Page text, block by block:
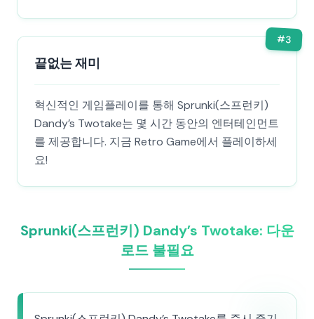
#3
끝없는 재미
혁신적인 게임플레이를 통해 Sprunki(스프런키)
Dandy’s Twotake는 몇 시간 동안의 엔터테인먼트
를 제공합니다. 지금 Retro Game에서 플레이하세
요!
Sprunki(스프런키) Dandy’s Twotake: 다운
로드 불필요